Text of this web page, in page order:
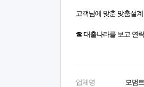
고객님에 맞춘 맞춤설
☎ 대출나라를 보고 연
업체명
모범